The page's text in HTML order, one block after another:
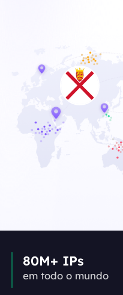
80M+ IPs
em todo o mundo